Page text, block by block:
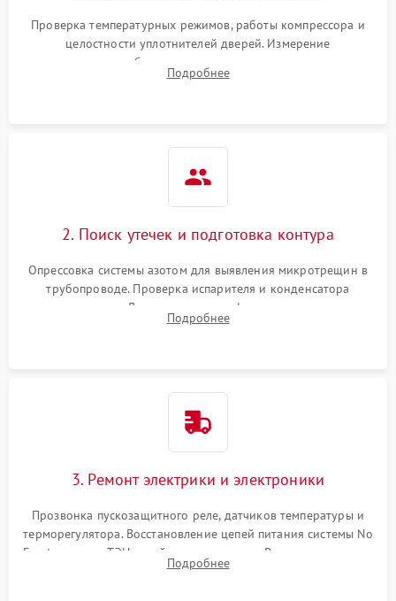
работе
2000 ₽ Подробнее →
1000 ₽
1800 ₽
Проверка температурных режимов, работы компрессора и
целостности уплотнителей дверей. Измерение
сопротивления обмоток мотора, проверка термостата и
считывание кодов ошибок с электронного дисплея.
Подробнее
2. Поиск утечек и подготовка контура
Опрессовка системы азотом для выявления микротрещин в
трубопроводе. Проверка испарителя и конденсатора
течеискателем. Демонтаж старого фильтра-осушителя и
продувка капиллярной трубки для устранения засоров.
Подробнее
3. Ремонт электрики и электроники
Прозвонка пускозащитного реле, датчиков температуры и
терморегулятора. Восстановление цепей питания системы No
Frost, включая ТЭН оттайки и вентилятор. Ремонт или замена
платы управления при сбоях алгоритмов.
Подробнее